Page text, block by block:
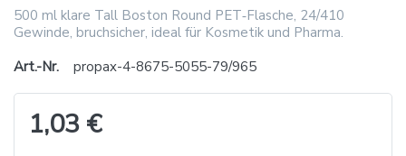
500 ml klare Tall Boston Round PET‑Flasche, 24/410
Gewinde, bruchsicher, ideal für Kosmetik und Pharma.
Art.-Nr.
propax-4-8675-5055-79/965
1,03 €